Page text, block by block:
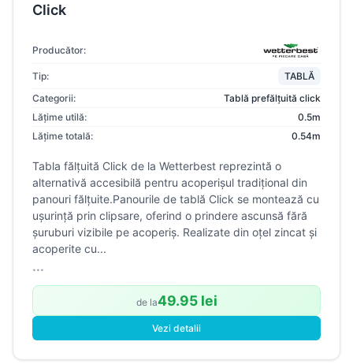
Click
Producător:
Tip:
TABLĂ
Categorii:
Tablă prefălțuită click
Lățime utilă:
0.5m
Lățime totală:
0.54m
Tabla fălțuită Click de la Wetterbest reprezintă o
alternativă accesibilă pentru acoperișul tradițional din
panouri fălțuite.Panourile de tablă Click se montează cu
ușurință prin clipsare, oferind o prindere ascunsă fără
șuruburi vizibile pe acoperiș. Realizate din oțel zincat și
acoperite cu...
...
de la49.95 lei
Vezi detalii